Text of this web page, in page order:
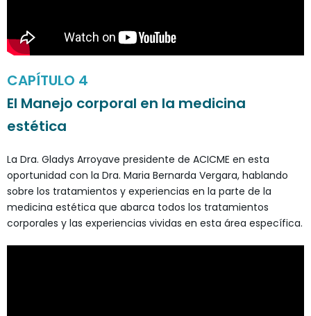
CAPÍTULO 4
El Manejo corporal en la medicina
estética
La Dra. Gladys Arroyave presidente de ACICME en esta
oportunidad con la Dra. Maria Bernarda Vergara, hablando
sobre los tratamientos y experiencias en la parte de la
medicina estética que abarca todos los tratamientos
corporales y las experiencias vividas en esta área específica.